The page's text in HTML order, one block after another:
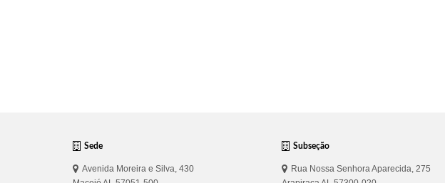
Sede
Avenida Moreira e Silva, 430
Subseção
Rua Nossa Senhora Aparecida, 275